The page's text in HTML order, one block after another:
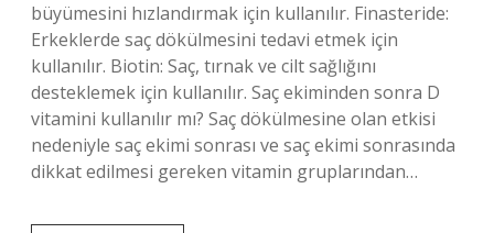
büyümesini hızlandırmak için kullanılır. Finasteride:
Erkeklerde saç dökülmesini tedavi etmek için
kullanılır. Biotin: Saç, tırnak ve cilt sağlığını
desteklemek için kullanılır. Saç ekiminden sonra D
vitamini kullanılır mı? Saç dökülmesine olan etkisi
nedeniyle saç ekimi sonrası ve saç ekimi sonrasında
dikkat edilmesi gereken vitamin gruplarından…